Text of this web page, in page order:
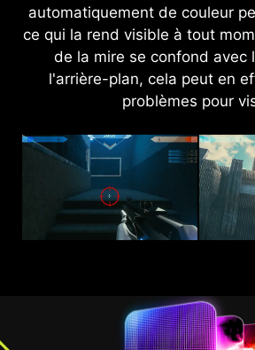
automatiquement de couleur
ce qui la rend visible à tout
de la mire se confond avec
l'arrière-plan, cela peut en
problèmes pour
scènes les plus sombres, la
AI Vision améliore la
saturées pour une
immersive.